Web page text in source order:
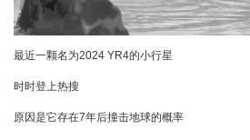
最近一颗名为2024 YR4的小行星
时时登上热搜
原因是它存在7年后撞击地球的概率